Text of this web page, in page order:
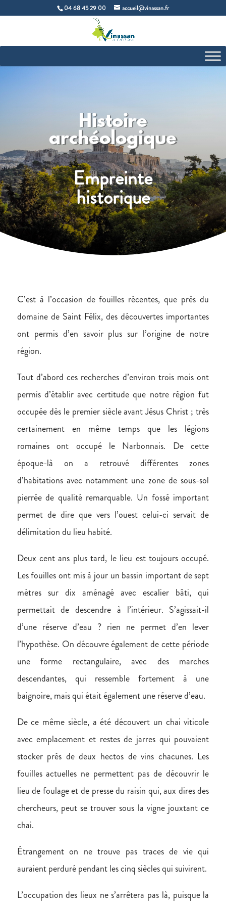
04 68 45 29 00 accueil@vinassan.fr
Histoire
archéologique
Empreinte
historique
C’est à l’occasion de fouilles récentes, que près du
domaine de Saint Félix, des découvertes importantes
ont permis d’en savoir plus sur l’origine de notre
région.
Tout d’abord ces recherches d’environ trois mois ont
permis d’établir avec certitude que notre région fut
occupée dès le premier siècle avant Jésus Christ ; très
certainement en même temps que les légions
romaines ont occupé le Narbonnais. De cette
époque-là on a retrouvé différentes zones
d’habitations avec notamment une zone de sous-sol
pierrée de qualité remarquable. Un fossé important
permet de dire que vers l’ouest celui-ci servait de
délimitation du lieu habité.
Deux cent ans plus tard, le lieu est toujours occupé.
Les fouilles ont mis à jour un bassin important de sept
mètres sur dix aménagé avec escalier bâti, qui
permettait de descendre à l’intérieur. S’agissait-il
d’une réserve d’eau ? rien ne permet d’en lever
l’hypothèse. On découvre également de cette période
une forme rectangulaire, avec des marches
descendantes, qui ressemble fortement à une
baignoire, mais qui était également une réserve d’eau.
De ce même siècle, a été découvert un chai viticole
avec emplacement et restes de jarres qui pouvaient
stocker prés de deux hectos de vins chacunes. Les
fouilles actuelles ne permettent pas de découvrir le
lieu de foulage et de presse du raisin qui, aux dires des
chercheurs, peut se trouver sous la vigne jouxtant ce
chai.
Étrangement on ne trouve pas traces de vie qui
auraient perduré pendant les cinq siècles qui suivirent.
L’occupation des lieux ne s’arrêtera pas là, puisque la